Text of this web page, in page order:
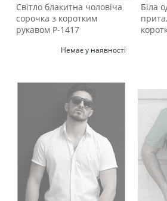
Світло блакитна чоловіча
сорочка з коротким
рукавом Р-1417
Немає у наявності
Біла